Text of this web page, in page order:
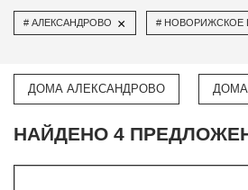
АЛЕКСАНДРОВО × НОВОРИЖСКОЕ
ДОМА АЛЕКСАНДРОВО
НАЙДЕНО 4